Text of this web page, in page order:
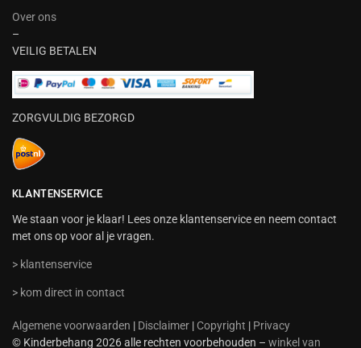
Over ons
–
VEILIG BETALEN
ZORGVULDIG BEZORGD
KLANTENSERVICE
We staan voor je klaar! Lees onze klantenservice en neem contact
met ons op voor al je vragen.
> klantenservice
> kom direct in contact
Algemene voorwaarden | Disclaimer | Copyright | Privacy
© Kinderbehang 2026 alle rechten voorbehouden – winkel van